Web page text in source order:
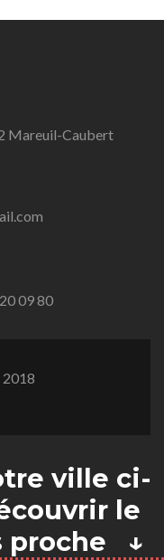
Mareuil-Caubert
09 80
2018
ville ci-
le
proche ↓